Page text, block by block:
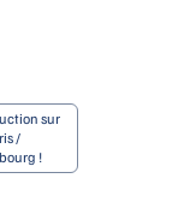
sur
/
!